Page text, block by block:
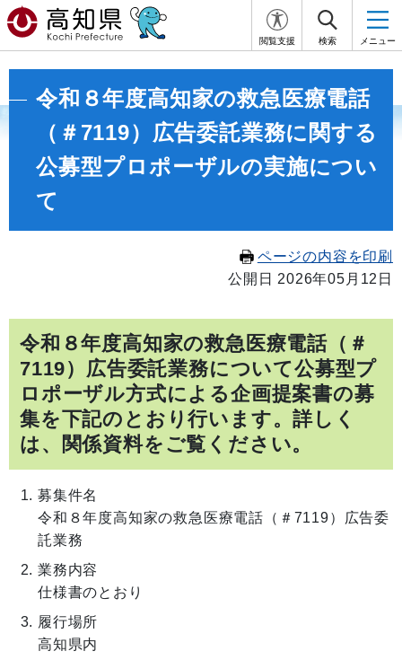
閲覧支援 検索 メニュー
令和８年度高知家の救急医療電話
（＃7119）広告委託業務に関する
公募型プロポーザルの実施につい
て
ページの内容を印刷
公開日 2026年05月12日
令和８年度高知家の救急医療電話（＃
7119）広告委託業務について公募型プ
ロポーザル方式による企画提案書の募
集を下記のとおり行います。詳しく
は、関係資料をご覧ください。
募集件名
令和８年度高知家の救急医療電話（＃7119）広告委
託業務
業務内容
仕様書のとおり
履行場所
高知県内